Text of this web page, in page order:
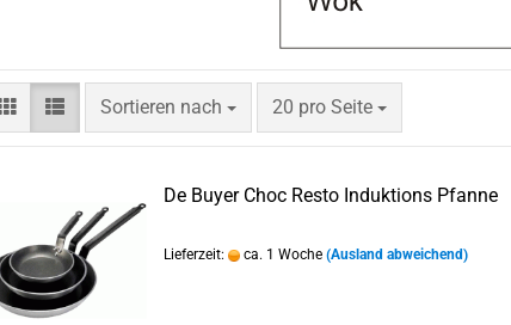
Sortieren nach
Sortieren nach 20 pro Seite
pro Seite
De Buyer Choc Resto Induktions Pfanne
Lieferzeit: ca. 1 Woche (Ausland abweichend)